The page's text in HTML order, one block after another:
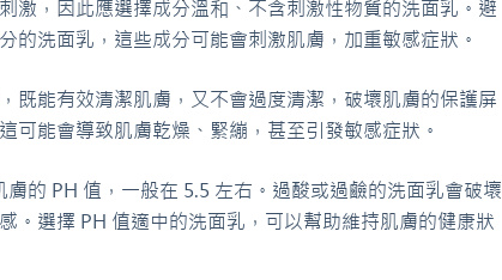
激，因此應選擇成分溫和、不含刺激性物質的洗面乳。避
的洗面乳，這些成分可能會刺激肌膚，加重敏感症狀。
既能有效清潔肌膚，又不會過度清潔，破壞肌膚的保護屏
可能會導致肌膚乾燥、緊繃，甚至引發敏感症狀。
的 PH 值，一般在 5.5 左右。過酸或過鹼的洗面乳會破壞
。選擇 PH 值適中的洗面乳，可以幫助維持肌膚的健康狀